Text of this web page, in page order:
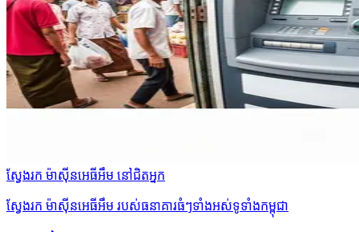
ស្វែងរក ម៉ាស៊ីនអេធីអឹម នៅជិតអ្នក
ស្វែងរក ម៉ាស៊ីនអេធីអឹម របស់ធនាគារធំៗទាំងអស់ទូទាំងកម្ពុជា